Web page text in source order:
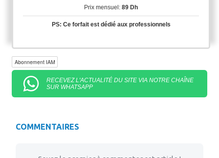
Prix mensuel: 89 Dh
PS: Ce forfait est dédié aux professionnels
Abonnement IAM
RECEVEZ L'ACTUALITÉ DU SITE VIA NOTRE CHAÎNE
SUR WHATSAPP
COMMENTAIRES